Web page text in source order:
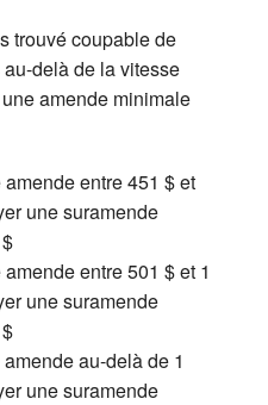
trouvé coupable de
delà de la vitesse
amende minimale
entre 451 $ et
une suramende
entre 501 $ et 1
une suramende
au-delà de 1
une suramende